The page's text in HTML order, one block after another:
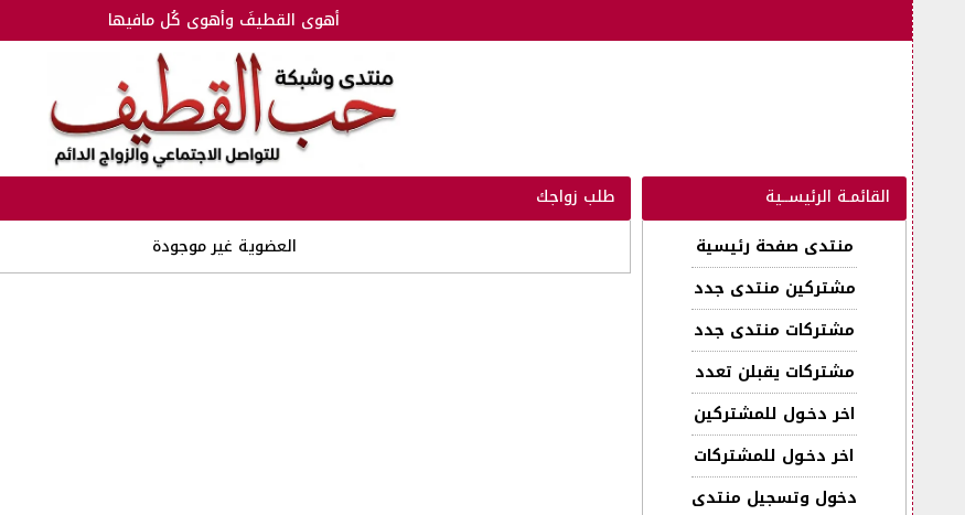
أهوى القطيفَ وأهوى كُل مافيها
القائمـة الرئيســية
منتدى صفحة رئيسية
مشتركين منتدى جدد
مشتركات منتدى جدد
مشتركات يقبلن تعدد
اخر دخـول للمشتركين
اخر دخـول للمشتركات
دخول وتسجيل منتدى
طلب زواجك
العضوية غير موجودة